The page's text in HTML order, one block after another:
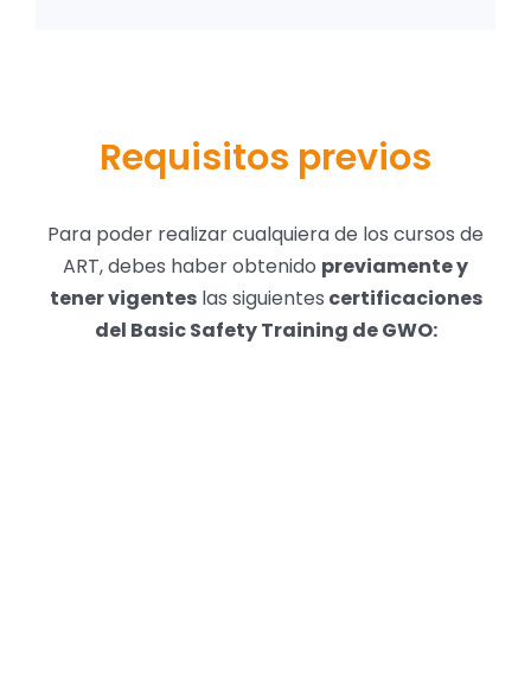
Requisitos previos
Para poder realizar cualquiera de los cursos de
ART, debes haber obtenido previamente y
tener vigenteslas siguientes certificaciones
del Basic Safety Training de GWO: